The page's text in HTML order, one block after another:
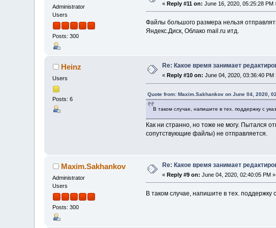
Administrator
Users
Posts: 300
«Reply #11 on: June 16, 2020, 05:25:28 PM
Файлы большого размера нельзя
Яндекс.Диск, Облако mail.ru итд.
Heinz
Users
Posts: 6
Re: Какое время занимает
« Reply #10 on: June 04, 2020, 03:36:40 PM
Quote from: Maxim.Sakhankov on June 04, 2020,
В таком случае, напишите в тех. поддержку с
Как ни странно, но тоже не могу. Пытался
сопутствующие файлы) не отправляется.
Maxim.Sakhankov
Administrator
Users
Posts: 300
Re: Какое время занимает
«Reply #9 on: June 04, 2020, 02:40:05 PM »
В таком случае, напишите в тех. поддержку